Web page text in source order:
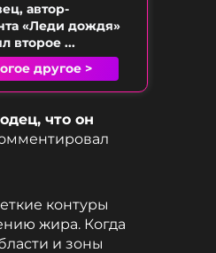
автор-
«Леди дождя»
второе ...
другое >
что он
контуры
жира. Когда
и зоны